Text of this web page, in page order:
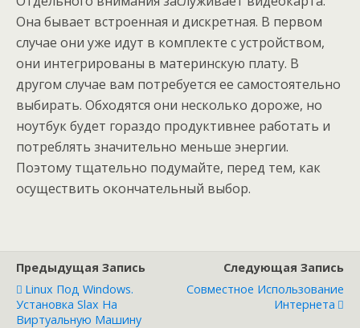
Она бывает встроенная и дискретная. В первом
случае они уже идут в комплекте с устройством,
они интегрированы в материнскую плату. В
другом случае вам потребуется ее самостоятельно
выбирать. Обходятся они несколько дороже, но
ноутбук будет гораздо продуктивнее работать и
потреблять значительно меньше энергии.
Поэтому тщательно подумайте, перед тем, как
осуществить окончательный выбор.
Предыдущая Запись
Linux Под Windows.
Установка Slax На
Виртуальную Машину
Следующая Запись
Совместное Использование
Интернета